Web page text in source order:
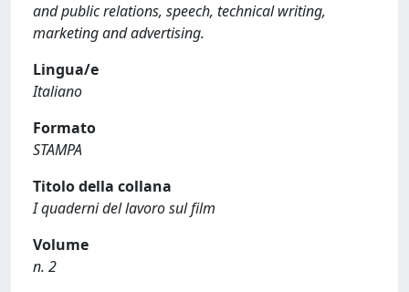
and public relations, speech, technical writing,
marketing and advertising.
Lingua/e
Italiano
Formato
STAMPA
Titolo della collana
I quaderni del lavoro sul film
Volume
n. 2